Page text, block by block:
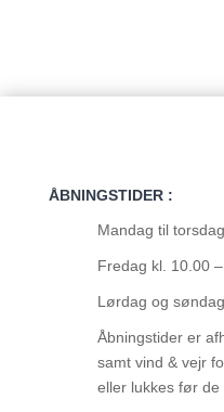
ÅBNINGSTIDER :
Mandag til
Fredag kl. 10.00
Lørdag og
Åbningstider er
samt vind & vejr
eller lukkes før de